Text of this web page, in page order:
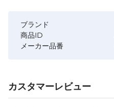
ブランド
商品ID
メーカー品番
カスタマーレビュー